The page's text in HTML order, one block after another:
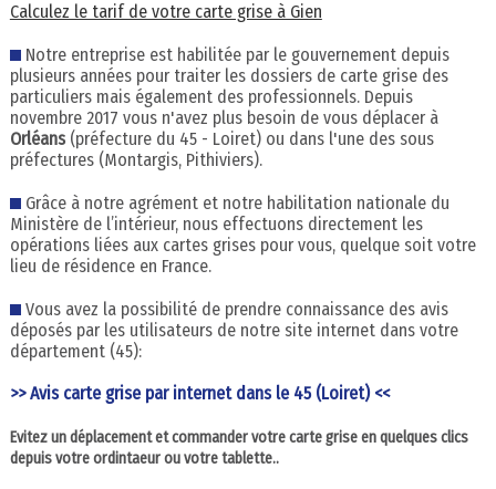
Calculez le tarif de votre carte grise à Gien
Notre entreprise est habilitée par le gouvernement depuis
plusieurs années pour traiter les dossiers de carte grise des
particuliers mais également des professionnels. Depuis
novembre 2017 vous n'avez plus besoin de vous déplacer à
Orléans(préfecture du 45 - Loiret) ou dans l'une des sous
préfectures (Montargis, Pithiviers).
Grâce à notre agrément et notre habilitation nationale du
Ministère de l’intérieur, nous effectuons directement les
opérations liées aux cartes grises pour vous, quelque soit votre
lieu de résidence en France.
Vous avez la possibilité de prendre connaissance des avis
déposés par les utilisateurs de notre site internet dans votre
département (45):
>> Avis carte grise par internet dans le 45 (Loiret) <<
Evitez un déplacement et commander votre carte grise en quelques clics
depuis votre ordintaeur ou votre tablette..